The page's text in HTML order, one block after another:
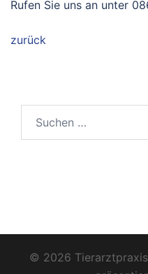
Rufen Sie uns an unter
zurück
© 2026 Tierarztpraxis